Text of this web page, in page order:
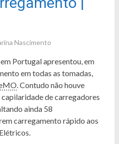
Nascimento
Portugal apresentou, em
em todas as tomadas,
. Contudo não houve
de carregadores
ainda 58
carregamento rápido aos